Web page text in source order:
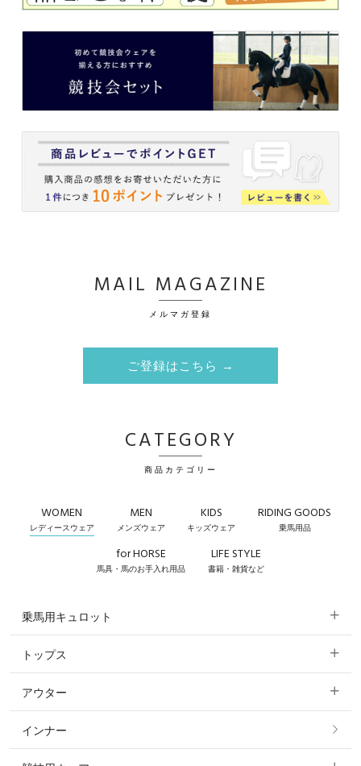
MAIL MAGAZINE
メルマガ登録
ご登録はこちら →
CATEGORY
商品カテゴリー
WOMEN
レディースウェア
MEN
メンズウェア
KIDS
キッズウェア
RIDING GOODS
乗馬用品
for HORSE
馬具・馬のお手入れ用品
LIFE STYLE
書籍・雑貨など
乗馬用キュロット
すべてのキュロット
フルグリップ・尻革 キュロット
ニーグリップ・膝革 キュロット
トップス
すべてのトップス
ポロシャツ
アウター
すべてのアウター
インナー